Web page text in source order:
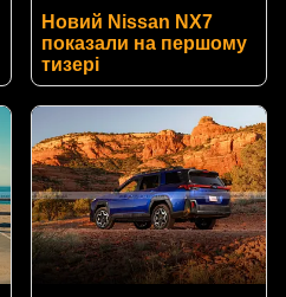
Новий Nissan NX7
показали на першому
тизері